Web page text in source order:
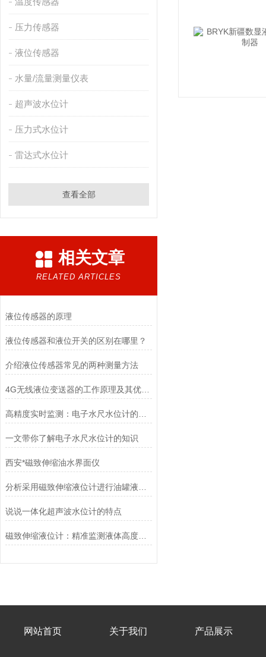
压力传感器
液位传感器
水量/流量测量仪表
超声波水位计
压力式水位计
雷达式水位计
查看全部
相关文章
RELATED ARTICLES
液位传感器的原理
液位传感器和液位开关的区别在哪里？
介绍液位传感器常见的两种测量方法
4G无线液位变送器的工作原理及其优势解析
一文带你了解电子水尺水位计的知识
西安*磁致伸缩油水界面仪
说说一体化超声波水位计的特点
磁致伸缩液位计：精准监测液体高度的智能解决方案
网站首页 关于我们 产品展示